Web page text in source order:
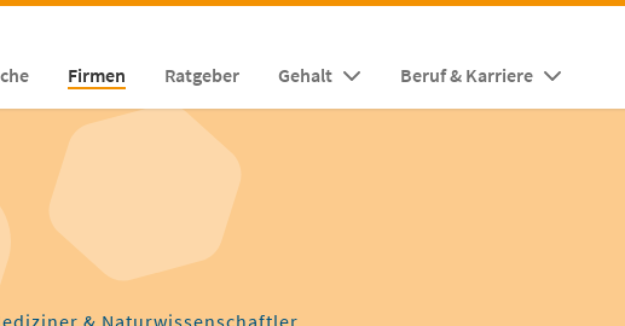
Firmen Ratgeber Gehalt Beruf & Karriere
& Naturwissenschaftler